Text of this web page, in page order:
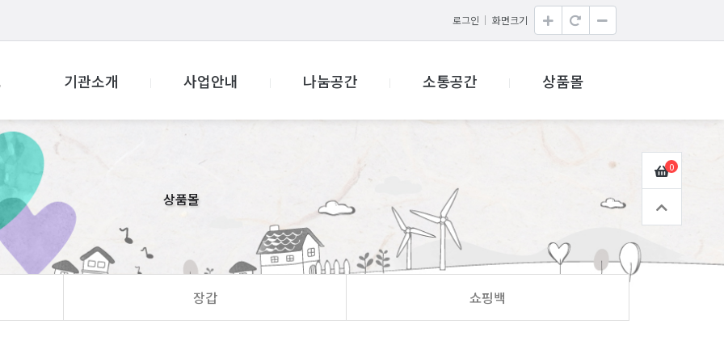
로그인 화면크기
기관소개 사업안내 나눔공간 소통공간 상품몰
상품몰
장갑 쇼핑백
0